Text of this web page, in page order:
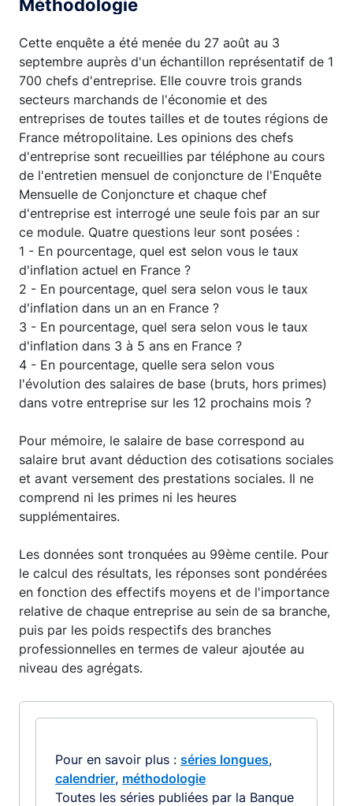
Méthodologie
Cette enquête a été menée du 27 août au 3
septembre auprès d'un échantillon représentatif de 1
700 chefs d'entreprise. Elle couvre trois grands
secteurs marchands de l'économie et des
entreprises de toutes tailles et de toutes régions de
France métropolitaine. Les opinions des chefs
d'entreprise sont recueillies par téléphone au cours
de l'entretien mensuel de conjoncture de l'Enquête
Mensuelle de Conjoncture et chaque chef
d'entreprise est interrogé une seule fois par an sur
ce module. Quatre questions leur sont posées :
1 - En pourcentage, quel est selon vous le taux
d'inflation actuel en France ?
2 - En pourcentage, quel sera selon vous le taux
d'inflation dans un an en France ?
3 - En pourcentage, quel sera selon vous le taux
d'inflation dans 3 à 5 ans en France ?
4 - En pourcentage, quelle sera selon vous
l'évolution des salaires de base (bruts, hors primes)
dans votre entreprise sur les 12 prochains mois ?
Pour mémoire, le salaire de base correspond au
salaire brut avant déduction des cotisations sociales
et avant versement des prestations sociales. Il ne
comprend ni les primes ni les heures
supplémentaires.
Les données sont tronquées au 99ème centile. Pour
le calcul des résultats, les réponses sont pondérées
en fonction des effectifs moyens et de l'importance
relative de chaque entreprise au sein de sa branche,
puis par les poids respectifs des branches
professionnelles en termes de valeur ajoutée au
niveau des agrégats.
Pour en savoir plus : séries longues,
calendrier, méthodologie
Toutes les séries publiées par la Banque